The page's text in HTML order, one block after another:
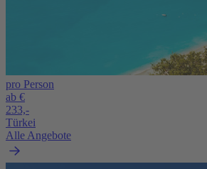
pro Person
ab €
233,-
Türkei
Alle Angebote